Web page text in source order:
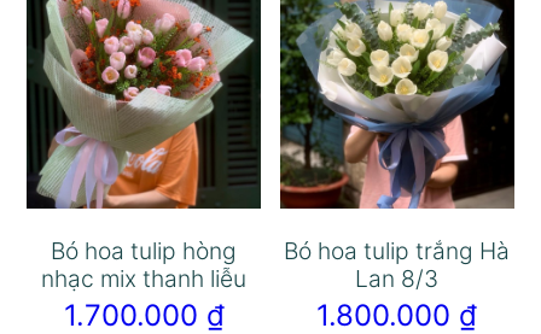
Bó hoa tulip hòng
nhạc mix thanh liễu
1.700.000 ₫
Bó hoa tulip trắng Hà
Lan 8/3
1.800.000 ₫